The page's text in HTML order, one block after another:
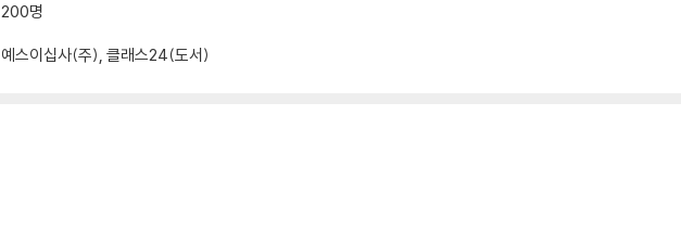
200명
예스이십사(주), 클래스24(도서)